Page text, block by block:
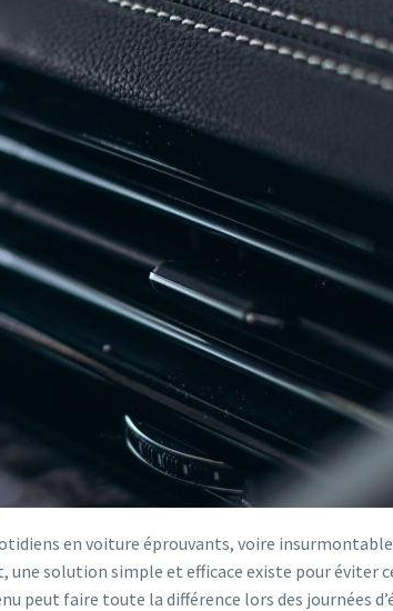
en voiture éprouvants, voire
solution simple et efficace existe pour éviter
peut faire toute la différence lors des journées